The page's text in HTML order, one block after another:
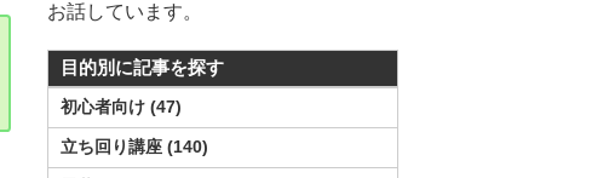
お話しています。
目的別に記事を探す
初心者向け 47
立ち回り講座 140